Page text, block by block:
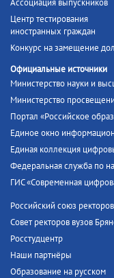
Ассоциация выпускников
Центр тестирования
иностранных граждан
Конкурс на замещение
Официальные источники
Министерство науки и
Министерство
Портал «Российское
Единое окно
Единая коллекция
Федеральная служба по
ГИС «Современная
Российский союз ректоров
Совет ректоров вузов
Росстудцентр
Наши партнёры
Образование на русском